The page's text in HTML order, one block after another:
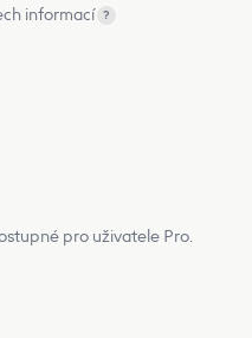
informací ?
pro uživatele Pro.